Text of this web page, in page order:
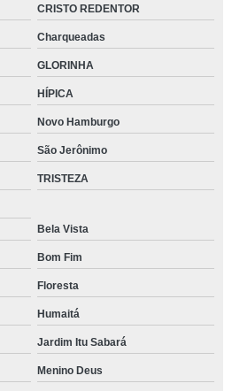
CRISTO REDENTOR
Charqueadas
GLORINHA
HÍPICA
Novo Hamburgo
São Jerônimo
TRISTEZA
Bela Vista
Bom Fim
Floresta
Humaitá
Jardim Itu Sabará
Menino Deus